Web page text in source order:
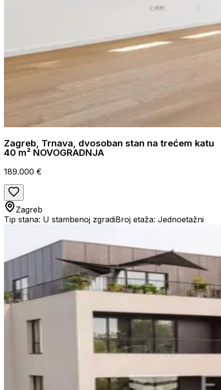
Zagreb, Trnava, dvosoban stan na trećem katu
40 m² NOVOGRADNJA
189.000 €
Zagreb
Tip stana: U stambenoj zgradiBroj etaža: Jednoetažni